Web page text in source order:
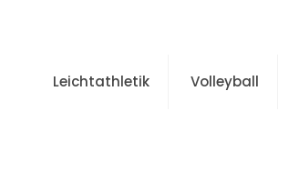
Leichtathletik Volleyball